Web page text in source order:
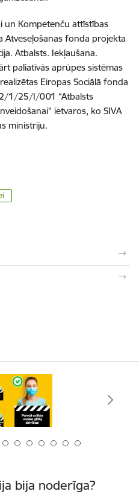
Kompetenču attīstības
Atveseļošanas fonda projekta
Atbalsts. Iekļaušana.
paliatīvās aprūpes sistēmas
Eiropas Sociālā fonda
1/25/I/001 “Atbalsts
ietvaros, ko SIVA
ministriju.
bija noderīga?